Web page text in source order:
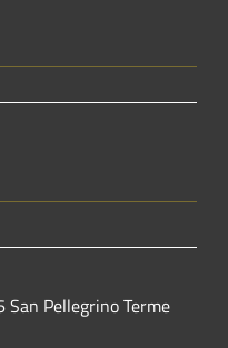
San Pellegrino Terme